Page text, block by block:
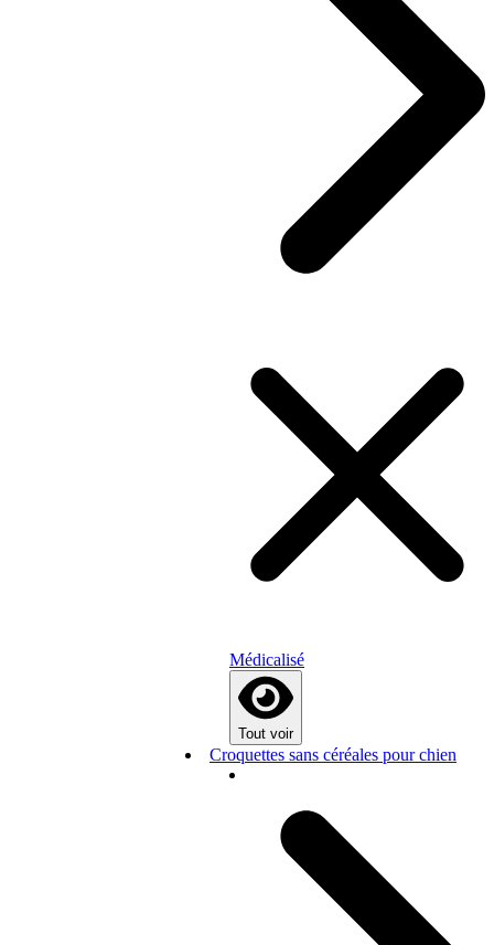
Médicalisé
Tout voir
Croquettes sans céréales pour chien